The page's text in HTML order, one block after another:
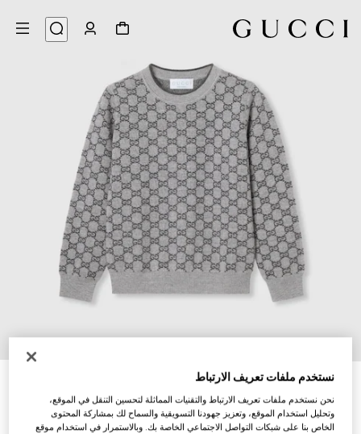
كنزة من جاكارد الصوف بنقش GG للأطفال
AED 2,200
تنويعاترمادي ورمادي داكن
نستخدم ملفات تعريف الارتباط
نحن نستخدم ملفات تعريف الارتباط والتقنيات المماثلة لتحسين التنقل في الموقع،
وتحليل استخدام الموقع، وتعزيز جهودنا التسويقية والسماح لك بمشاركة المحتوى
الخاص بنا على شبكات التواصل الاجتماعي الخاصة بك. وبالاستمرار في استخدام موقع